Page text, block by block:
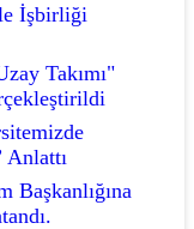
İşbirliği
Takımı"